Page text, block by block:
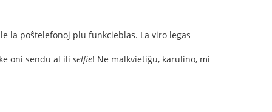
la poŝtelefonoj plu funkcieblas. La viro legas
oni sendu al ili selfie! Ne malkvietiĝu, karulino, mi